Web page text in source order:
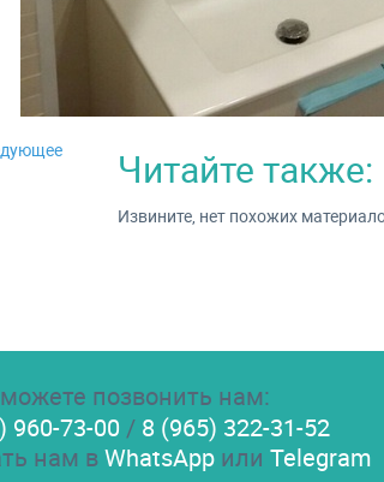
Читайте также:
Извините, нет похожих
позвонить нам:
960-73-00 / 8 (965) 322-31-52
нам вWhatsAppили Telegram